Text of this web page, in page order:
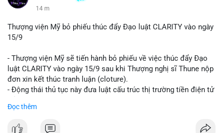
14 m
Thượng viện Mỹ bỏ phiếu thúc đẩy Đạo luật CLARITY vào ngày
15/9
- Thượng viện Mỹ sẽ tiến hành bỏ phiếu về việc thúc đẩy Đạo
luật CLARITY vào ngày 15/9 sau khi Thượng nghị sĩ Thune nộp
đơn xin kết thúc tranh luận (cloture).
- Động thái thủ tục này đưa luật cấu trúc thị trường tiền điện tử
các điều khoản liên quan đến đạo đức và stablecoin.
Đọc thêm